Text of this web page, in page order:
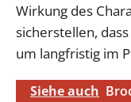
Wirkung des
sicherstellen,
um langfristig im
Siehe auch